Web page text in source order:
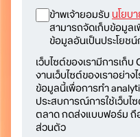
ข้าพเจ้ายอมรับนโยบ
สามารถจัดเก็บข้อมูล
ข้อมูลอันเป็นประโยช
เว็บไซต์ของเรามีการเก็
งานเว็บไซต์ของเราอย่าง
ข้อมูลนี้เพื่อการทำ
ประสบการณ์การใช้เว็บ
ตลาด กดส่งแบบฟอร์ม ถื
ส่วนตัว